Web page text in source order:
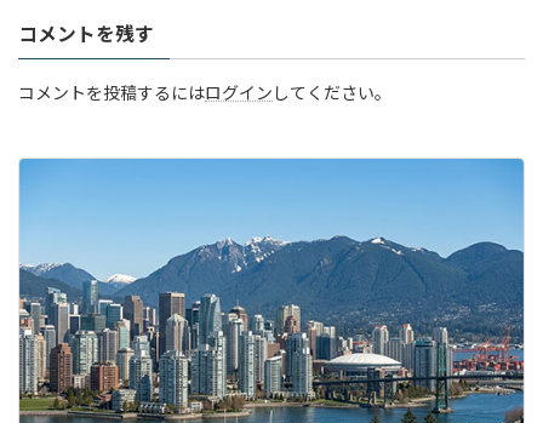
コメントを残す
コメントを投稿するにはログイン してください。